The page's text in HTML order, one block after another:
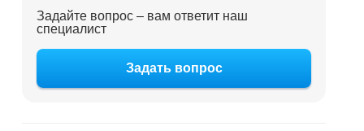
Задайте вопрос – вам ответит наш
специалист
Задать вопрос